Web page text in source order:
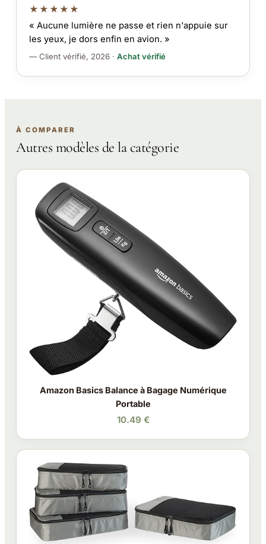
★★★★★
« Aucune lumière ne passe et rien n'appuie sur
les yeux, je dors enfin en avion. »
— Client vérifié, 2026 · Achat vérifié
À COMPARER
Autres modèles de la catégorie
Amazon Basics Balance à Bagage Numérique
Portable
10.49 €